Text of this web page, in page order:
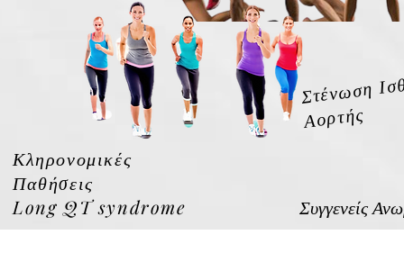
Στένωση
Αορτής
Κληρονομικές
Παθήσεις
Long QT syndrome
Συγγενείς